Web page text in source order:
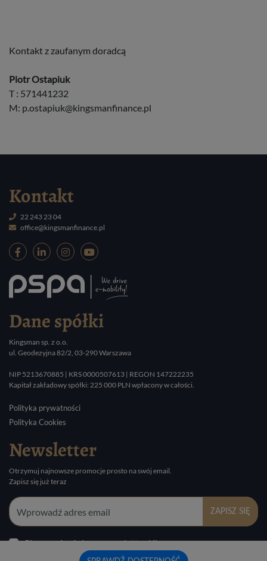
Kontakt z zaufanym doradcą
Piotr Ostapiuk
T : 571441232
M: p.ostapiuk@kingsmanfinance.pl
Kontakt
22 243 23 04
office@kingsmanfinance.pl
Dane spółki
Kingsman sp. z o.o.
ul. Geodezyjna 82/2, 03-290 Warszawa
NIP 5213670885 | KRS 0000507613 | REGON 147222235
Kapitał zakładowy spółki: 225 000 PLN wpłacony w całości.
Polityka prywatności
Polityka Cookies
Newsletter
Otrzymuj najnowsze promocje prosto na swój email.
Zapisz się już teraz
ZAPISZ SIĘ
Chcę zapisać się na newsletter Kingsman